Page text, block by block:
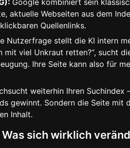
Google kombiniert sein
aktuelle Webseiten aus dem
Quellenlinks.
Nutzerfrage stellt die KI intern
mit viel Unkraut retten?“, sucht
Ihre Seite kann also für
weiterhin Ihren
gewinnt. Sondern die Seite mit
Inhalt.
Was sich wirklich